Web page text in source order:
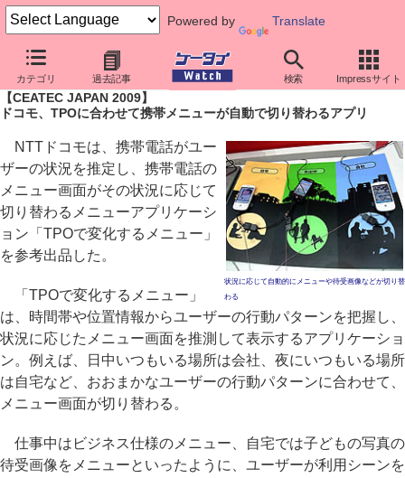
Powered by Translate
カテゴリ 過去記事 検索 Impressサイト
ケータイ Watch イベント CEATEC JAPAN
2009
【CEATEC JAPAN 2009】
ドコモ、TPOに合わせて携帯メニューが自動で切り替わるアプリ
状況に応じて自動的にメニューや待受画像などが切り替
わる
NTTドコモは、携帯電話がユー
ザーの状況を推定し、携帯電話の
メニュー画面がその状況に応じて
切り替わるメニューアプリケーシ
ョン「TPOで変化するメニュー」
を参考出品した。
「TPOで変化するメニュー」
は、時間帯や位置情報からユーザーの行動パターンを把握し、
状況に応じたメニュー画面を推測して表示するアプリケーショ
ン。例えば、日中いつもいる場所は会社、夜にいつもいる場所
は自宅など、おおまかなユーザーの行動パターンに合わせて、
メニュー画面が切り替わる。
仕事中はビジネス仕様のメニュー、自宅では子どもの写真の
待受画像をメニューといったように、ユーザーが利用シーンを